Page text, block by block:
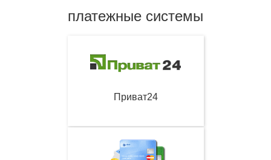
платежные системы
Приват24